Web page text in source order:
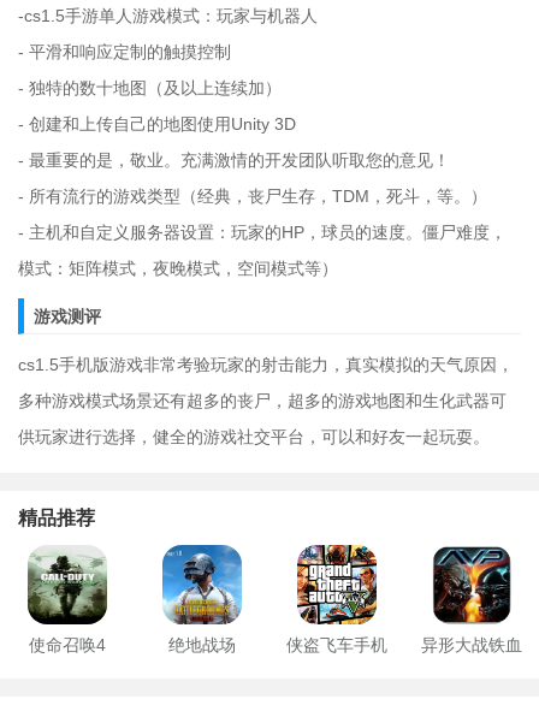
-cs1.5手游单人游戏模式：玩家与机器人
- 平滑和响应定制的触摸控制
- 独特的数十地图（及以上连续加）
- 创建和上传自己的地图使用Unity 3D
- 最重要的是，敬业。充满激情的开发团队听取您的意见！
- 所有流行的游戏类型（经典，丧尸生存，TDM，死斗，等。）
- 主机和自定义服务器设置：玩家的HP，球员的速度。僵尸难度，
模式：矩阵模式，夜晚模式，空间模式等）
游戏测评
cs1.5手机版游戏非常考验玩家的射击能力，真实模拟的天气原因，
多种游戏模式场景还有超多的丧尸，超多的游戏地图和生化武器可
供玩家进行选择，健全的游戏社交平台，可以和好友一起玩耍。
精品推荐
使命召唤4 绝地战场 侠盗飞车手机 异形大战铁血